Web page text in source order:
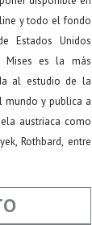
y todo el fondo
Estados Unidos
Mises es la más
al estudio de la
mundo y publica a
austriaca como
Rothbard, entre